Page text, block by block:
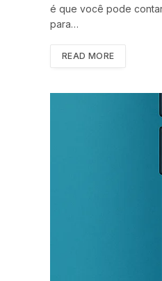
é que você pode
para…
READ MORE